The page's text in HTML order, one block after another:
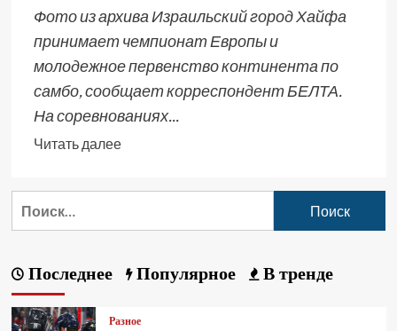
Фото из архива Израильский город Хайфа
принимает чемпионат Европы и
молодежное первенство континента по
самбо, сообщает корреспондент БЕЛТА.
На соревнованиях...
Читать далее
Последнее Популярное В тренде
Разное